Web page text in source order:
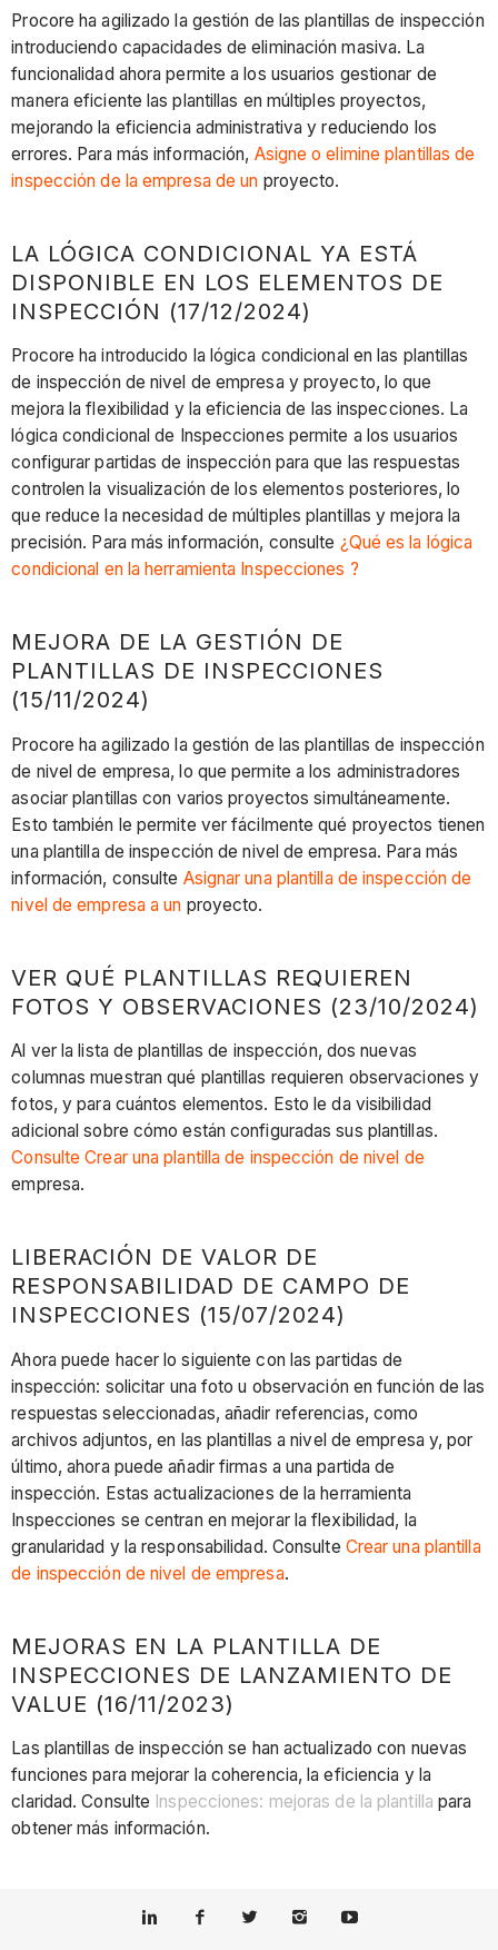
Procore ha agilizado la gestión de las plantillas de inspección
introduciendo capacidades de eliminación masiva. La
funcionalidad ahora permite a los usuarios gestionar de
manera eficiente las plantillas en múltiples proyectos,
mejorando la eficiencia administrativa y reduciendo los
errores. Para más información, Asigne o elimine plantillas de
inspección de la empresa de un proyecto.
LA LÓGICA CONDICIONAL YA ESTÁ
DISPONIBLE EN LOS ELEMENTOS DE
INSPECCIÓN (17/12/2024)
Procore ha introducido la lógica condicional en las plantillas
de inspección de nivel de empresa y proyecto, lo que
mejora la flexibilidad y la eficiencia de las inspecciones. La
lógica condicional de Inspecciones permite a los usuarios
configurar partidas de inspección para que las respuestas
controlen la visualización de los elementos posteriores, lo
que reduce la necesidad de múltiples plantillas y mejora la
precisión. Para más información, consulte ¿Qué es la lógica
condicional en la herramienta Inspecciones ?
MEJORA DE LA GESTIÓN DE
PLANTILLAS DE INSPECCIONES
(15/11/2024)
Procore ha agilizado la gestión de las plantillas de inspección
de nivel de empresa, lo que permite a los administradores
asociar plantillas con varios proyectos simultáneamente.
Esto también le permite ver fácilmente qué proyectos tienen
una plantilla de inspección de nivel de empresa. Para más
información, consulte Asignar una plantilla de inspección de
nivel de empresa a un proyecto.
VER QUÉ PLANTILLAS REQUIEREN
FOTOS Y OBSERVACIONES (23/10/2024)
Al ver la lista de plantillas de inspección, dos nuevas
columnas muestran qué plantillas requieren observaciones y
fotos, y para cuántos elementos. Esto le da visibilidad
adicional sobre cómo están configuradas sus plantillas.
Consulte Crear una plantilla de inspección de nivel de
empresa.
LIBERACIÓN DE VALOR DE
RESPONSABILIDAD DE CAMPO DE
INSPECCIONES (15/07/2024)
Ahora puede hacer lo siguiente con las partidas de
inspección: solicitar una foto u observación en función de las
respuestas seleccionadas, añadir referencias, como
archivos adjuntos, en las plantillas a nivel de empresa y, por
último, ahora puede añadir firmas a una partida de
inspección. Estas actualizaciones de la herramienta
Inspecciones se centran en mejorar la flexibilidad, la
granularidad y la responsabilidad. Consulte Crear una plantilla
de inspección de nivel de empresa.
MEJORAS EN LA PLANTILLA DE
INSPECCIONES DE LANZAMIENTO DE
VALUE (16/11/2023)
Las plantillas de inspección se han actualizado con nuevas
funciones para mejorar la coherencia, la eficiencia y la
claridad. Consulte Inspecciones: mejoras de la plantilla para
obtener más información.